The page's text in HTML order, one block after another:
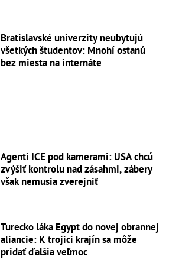
Bratislavské univerzity neubytujú
všetkých študentov: Mnohí ostanú
bez miesta na internáte
Agenti ICE pod kamerami: USA chcú
zvýšiť kontrolu nad zásahmi, zábery
však nemusia zverejniť
Turecko láka Egypt do novej obrannej
aliancie: K trojici krajín sa môže
pridať ďalšia veľmoc